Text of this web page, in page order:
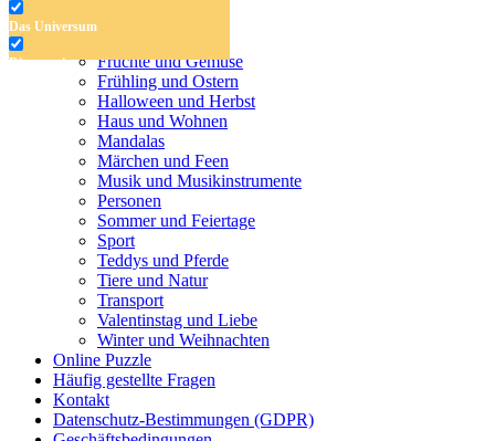
Das Universum
Dinosaurier
Früchte und Gemüse
Frühling und Ostern
Halloween und Herbst
Haus und Wohnen
Märchen und Feen
Musik und Musikinstrumente
Personen
Sommer und Feiertage
Sport
Früchte und Gemüse
Frühling und Ostern
Halloween und Herbst
Haus und Wohnen
Mandalas
Märchen und Feen
Musik und Musikinstrumente
Personen
Sommer und Feiertage
Sport
Teddys und Pferde
Tiere und Natur
Transport
Valentinstag und Liebe
Winter und Weihnachten
Online Puzzle
Häufig gestellte Fragen
Kontakt
Datenschutz-Bestimmungen (GDPR)